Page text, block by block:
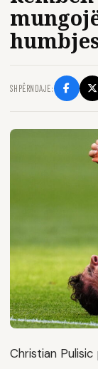
SHPËRNDAJE:
Christian